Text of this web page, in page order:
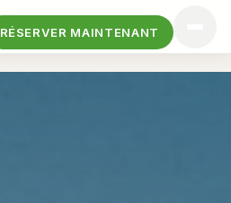
RÉSERVER MAINTENANT